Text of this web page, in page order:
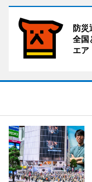
防災
全国
エア